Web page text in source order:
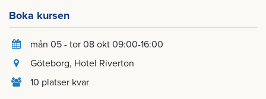
Boka kursen
mån 05 - tor 08 okt 09:00-16:00
Göteborg, Hotel Riverton
10 platser kvar